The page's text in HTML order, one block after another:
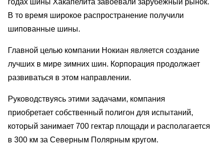
В то время широкое распространение получили
шипованные шины.
Главной целью компании Нокиан является создание
лучших в мире зимних шин. Корпорация продолжает
развиваться в этом направлении.
Руководствуясь этими задачами, компания
приобретает собственный полигон для испытаний,
который занимает 700 гектар площади и располагается
в 300 км за Северным Полярным кругом.